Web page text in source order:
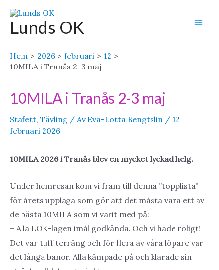
Hoppa
innehåll
Lunds OK
Hem 2026 februari
12
10MILA i Tranås 2-3 maj
10MILA i Tranås 2-3 maj
Stafett, Tävling / Av Eva-Lotta Bengtslin / 12
februari 2026
10MILA 2026 i Tranås blev en mycket lyckad helg.
Under hemresan kom vi fram till denna ”topplista”
för årets upplaga som gör att det måsta vara ett av
de bästa 10MILA som vi varit med på:
+ Alla LOK-lagen imål godkända. Och vi hade roligt!
Det var tuff terräng och för flera av våra löpare var
det långa banor. Alla kämpade på och klarade sin